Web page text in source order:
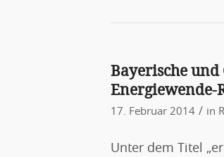
Bayerische
Energiewende-
17. Februar 2014 / in
Unter dem Titel